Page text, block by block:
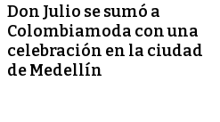
Don Julio se sumó a
Colombiamoda con una
celebración en la ciudad
de Medellín